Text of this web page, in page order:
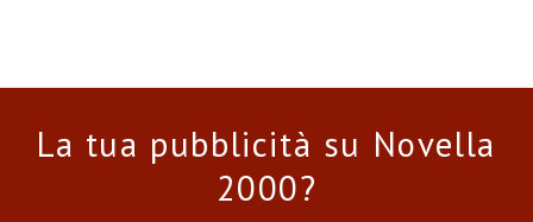
La tua pubblicità su Novella
2000?